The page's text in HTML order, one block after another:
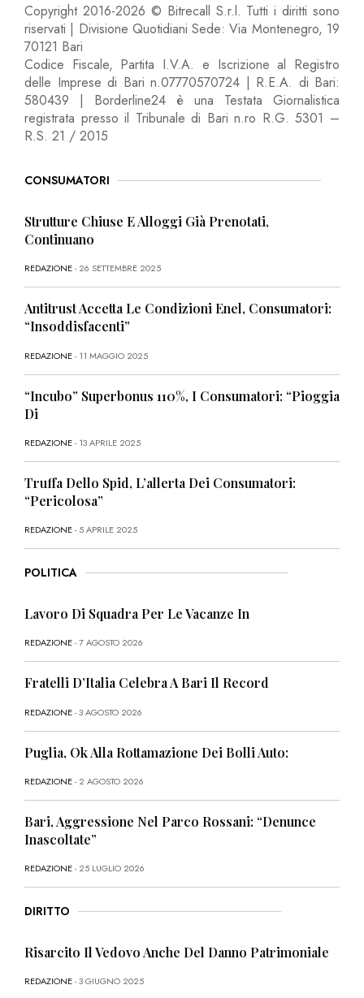
Copyright 2016-2026 © Bitrecall S.r.l. Tutti i diritti sono
riservati | Divisione Quotidiani Sede: Via Montenegro, 19
70121 Bari
Codice Fiscale, Partita I.V.A. e Iscrizione al Registro
delle Imprese di Bari n.07770570724 | R.E.A. di Bari:
580439 | Borderline24 è una Testata Giornalistica
registrata presso il Tribunale di Bari n.ro R.G. 5301 –
R.S. 21 / 2015
CONSUMATORI
Strutture Chiuse E Alloggi Già Prenotati,
Continuano
REDAZIONE- 26 SETTEMBRE 2025
Antitrust Accetta Le Condizioni Enel, Consumatori:
“Insoddisfacenti”
REDAZIONE- 11 MAGGIO 2025
“Incubo” Superbonus 110%, I Consumatori: “Pioggia
Di
REDAZIONE- 13 APRILE 2025
Truffa Dello Spid, L’allerta Dei Consumatori:
“Pericolosa”
REDAZIONE- 5 APRILE 2025
POLITICA
Lavoro Di Squadra Per Le Vacanze In
REDAZIONE- 7 AGOSTO 2026
Fratelli D’Italia Celebra A Bari Il Record
REDAZIONE- 3 AGOSTO 2026
Puglia, Ok Alla Rottamazione Dei Bolli Auto:
REDAZIONE- 2 AGOSTO 2026
Bari, Aggressione Nel Parco Rossani: “Denunce
Inascoltate”
REDAZIONE- 25 LUGLIO 2026
DIRITTO
Risarcito Il Vedovo Anche Del Danno Patrimoniale
REDAZIONE- 3 GIUGNO 2025